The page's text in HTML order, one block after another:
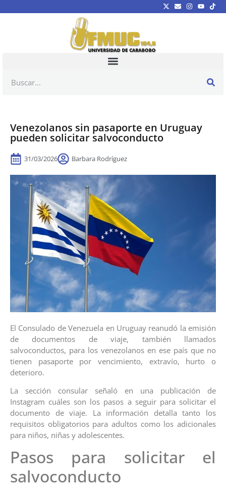
Venezolanos sin pasaporte en Uruguay
pueden solicitar salvoconducto
31/03/2026 Barbara Rodríguez
El Consulado de Venezuela en Uruguay reanudó la emisión
de documentos de viaje, también llamados
salvoconductos, para los venezolanos en ese país que no
tienen pasaporte por vencimiento, extravío, hurto o
deterioro.
La sección consular señaló en una publicación de
Instagram cuáles son los pasos a seguir para solicitar el
documento de viaje. La información detalla tanto los
requisitos obligatorios para adultos como los adicionales
para niños, niñas y adolescentes.
Pasos para solicitar el
salvoconducto